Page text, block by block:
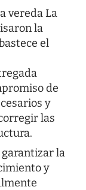
vereda La
la
el
de
y
las
la
y